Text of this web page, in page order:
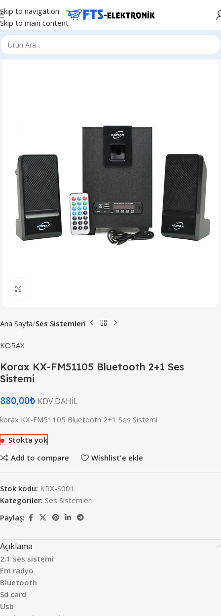
Skip to navigation
Skip to main content
Ana Sayfa Ses Sistemleri
KORAX
Korax KX-FM51105 Bluetooth 2+1 Ses
Sistemi
880,00₺ KDV DAHİL
korax KX-FM51105 Bluetooth 2+1 Ses Sistemi
Stokta yok
Add to compare
Wishlist'e ekle
Stok kodu: KRX-S001
Kategoriler: Ses Sistemleri
Paylaş:
Açıklama
2.1 ses sistemi
Fm radyo
Bluetooth
Sd card
Usb